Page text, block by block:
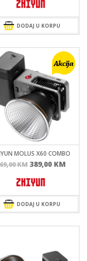
DODAJ U KORPU
MOLUS X60 COMBO
KM Izvorna
bila
je:
669,00 KM.
389,00 KM
DODAJ U KORPU